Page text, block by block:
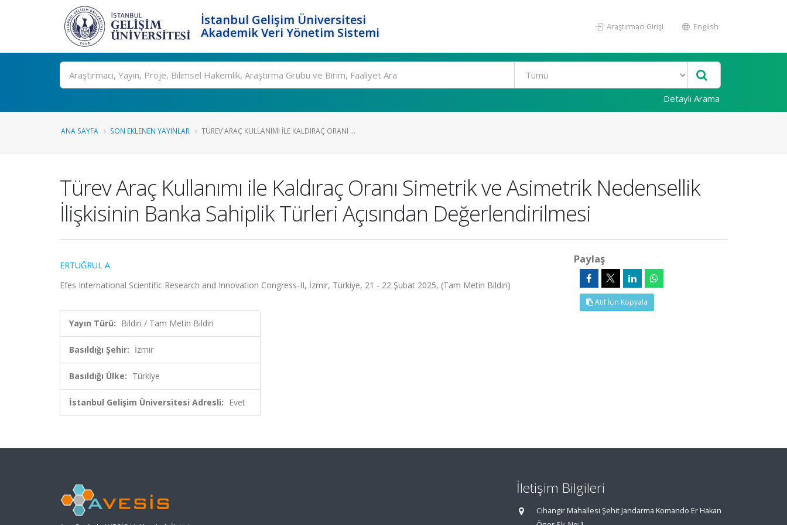
İstanbul Gelişim Üniversitesi
Akademik Veri Yönetim Sistemi
Araştırmacı Girişi English
Ara
Detaylı Arama
ANA SAYFA SON EKLENEN YAYINLAR TÜREV ARAÇ KULLANIMI ILE KALDIRAÇ ORANI ...
Türev Araç Kullanımı ile Kaldıraç Oranı Simetrik ve Asimetrik Nedensellik
İlişkisinin Banka Sahiplik Türleri Açısından Değerlendirilmesi
ERTUĞRUL A.
Efes International Scientific Research and Innovation Congress-II, İzmir, Türkiye, 21 - 22 Şubat 2025, (Tam Metin Bildiri)
Yayın Türü: Bildiri / Tam Metin Bildiri
Basıldığı Şehir: İzmir
Basıldığı Ülke: Türkiye
İstanbul Gelişim Üniversitesi Adresli: Evet
Paylaş
Atıf İçin Kopyala
İletişim Bilgileri
Cihangir Mahallesi Şehit Jandarma Komando Er Hakan